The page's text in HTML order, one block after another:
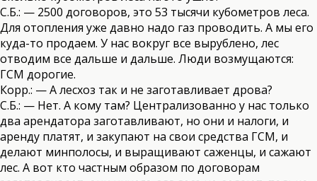
С.Б.: — 2500 договоров, это 53 тысячи кубометров леса.
Для отопления уже давно надо газ проводить. А мы его
куда-то продаем. У нас вокруг все вырублено, лес
отводим все дальше и дальше. Люди возмущаются:
ГСМ дорогие.
Корр.: — А лесхоз так и не заготавливает дрова?
С.Б.: — Нет. А кому там? Централизованно у нас только
два арендатора заготавливают, но они и налоги, и
аренду платят, и закупают на свои средства ГСМ, и
делают минполосы, и выращивают саженцы, и сажают
лес. А вот кто частным образом по договорам